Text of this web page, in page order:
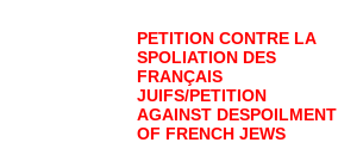
PETITION CONTRE LA
SPOLIATION DES
FRANÇAIS
JUIFS/PETITION
AGAINST DESPOILMENT
OF FRENCH JEWS